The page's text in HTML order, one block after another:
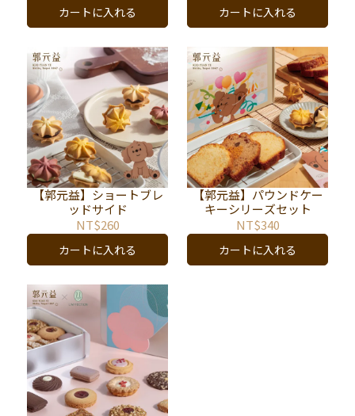
カートに入れる カートに入れる
【郭元益】ショートブレ
ッドサイド
NT$260
カートに入れる
【郭元益】パウンドケー
キーシリーズセット
NT$340
カートに入れる